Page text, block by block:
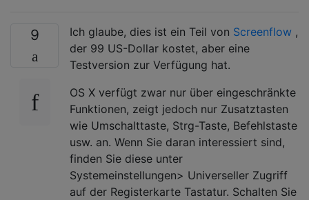
9 Ich glaube, dies ist ein Teil von Screenflow ,
der 99 US-Dollar kostet, aber eine
Testversion zur Verfügung hat.
OS X verfügt zwar nur über eingeschränkte
Funktionen, zeigt jedoch nur Zusatztasten
wie Umschalttaste, Strg-Taste, Befehlstaste
usw. an. Wenn Sie daran interessiert sind,
finden Sie diese unter
Systemeinstellungen> Universeller Zugriff
auf der Registerkarte Tastatur. Schalten Sie